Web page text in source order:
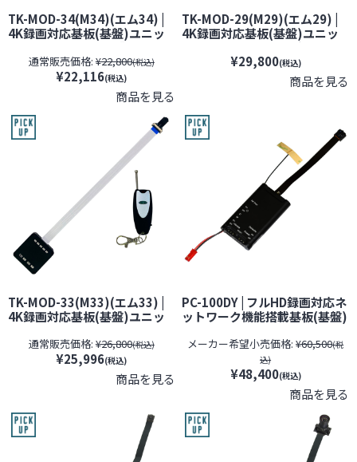
TK-MOD-34(M34)(エム34) |
4K録画対応基板(基盤)ユニッ
ズ隠しフィルムサービス対象
品(当社限定)】【匠ブランド】
【スパイカメラ】【隠しカメ
ラ】【期間限定】[期間：～
2026年8月31日]
通常販売価格: ¥22,800(税込)
¥22,116(税込)
商品を見る
TK-MOD-29(M29)(エム29) |
4K録画対応基板(基盤)ユニッ
ト小型カメラ【レンズ隠しフ
ィルムサービス対象品(当社限
定)】【匠ブランド】【スパイ
カメラ】【隠しカメラ】
¥29,800(税込)
商品を見る
TK-MOD-33(M33)(エム33) |
4K録画対応基板(基盤)ユニッ
ズ隠しフィルムサービス対象
品(当社限定)】【匠ブランド】
【スパイカメラ】【隠しカメ
ラ】【期間限定】[期間：～
通常販売価格: ¥26,800(税込)
¥25,996(税込)
商品を見る
PC-100DY | フルHD録画対応ネ
ットワーク機能搭載基板(基盤)
ラ【すぐ発(即日発送)】【レン
ズ隠しフィルムサービス対象
品(当社限定)】【サンメカトロ
ニクス】【スパイカメラ】
メーカー希望小売価格: ¥60,500(税
込)
¥48,400(税込)
商品を見る